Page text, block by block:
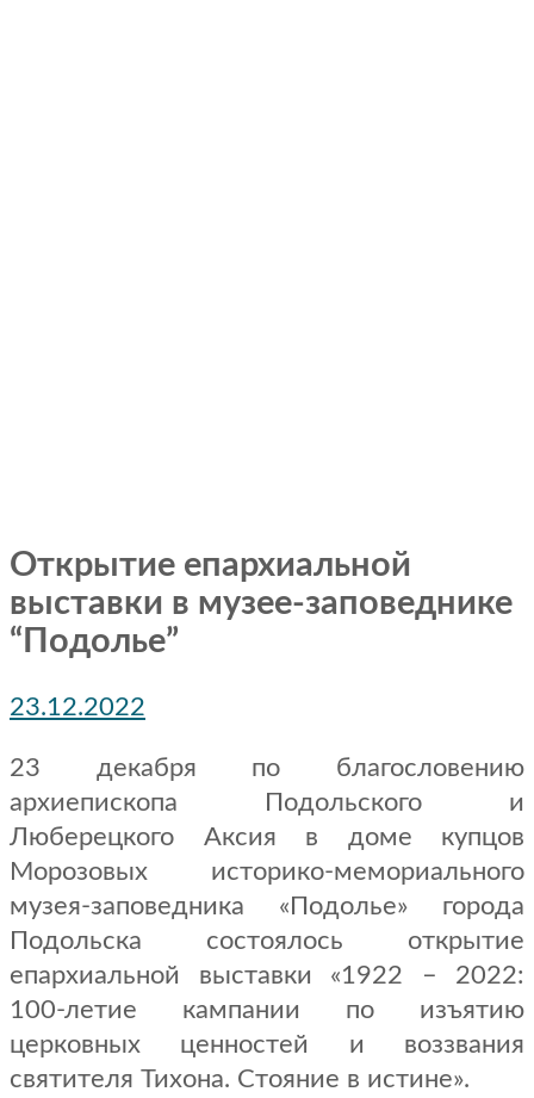
Открытие епархиальной
выставки в музее-заповеднике
“Подолье”
23.12.2022
23 декабря по благословению
архиепископа Подольского и
Люберецкого Аксия в доме купцов
Морозовых историко-мемориального
музея-заповедника «Подолье» города
Подольска состоялось открытие
епархиальной выставки «1922 – 2022:
100-летие кампании по изъятию
церковных ценностей и воззвания
святителя Тихона. Стояние в истине».